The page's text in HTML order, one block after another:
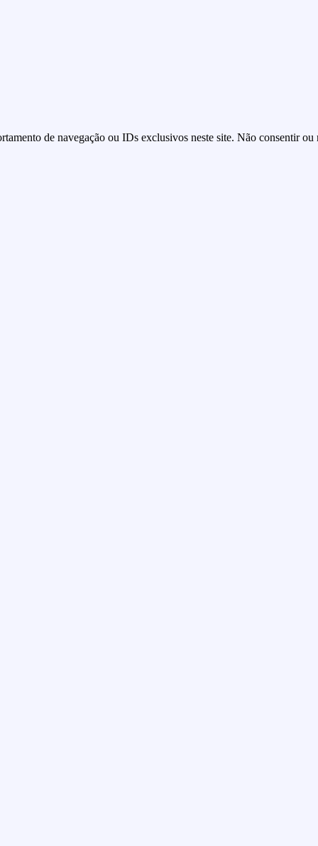
de navegação ou IDs exclusivos neste site. Não consentir